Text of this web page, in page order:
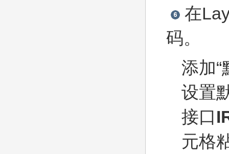
在
码。
添加“
设置
接口
元格